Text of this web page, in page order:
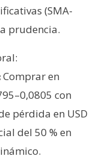
(SMA-
prudencia.
Comprar en
con
pérdida en USD
del 50 % en